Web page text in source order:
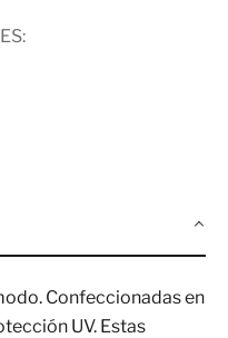
Confeccionadas en
UV. Estas